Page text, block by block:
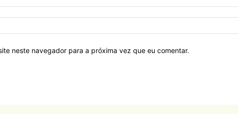
neste navegador para a próxima vez que eu comentar.